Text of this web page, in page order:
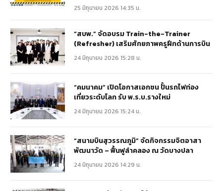
25 มิถุนายน 2026 14:35 น.
“สบพ.” จัดอบรม Train-the-Trainer
(Refresher) เสริมศักยภาพครูฝึกด้านการบิน
24 มิถุนายน 2026 15:28 น.
“คมนาคม” เปิดโอกาสเอกชน ปั้นรถไฟท่อง
เที่ยวระดับโลก รับ พ.ร.บ.รางใหม่
24 มิถุนายน 2026 15:24 น.
“สนามบินสุวรรณภูมิ” จัดกิจกรรมจิตอาสา
พัฒนาวัด – ฟื้นฟูลำคลอง ณ วัดบางปลา
24 มิถุนายน 2026 14:29 น.